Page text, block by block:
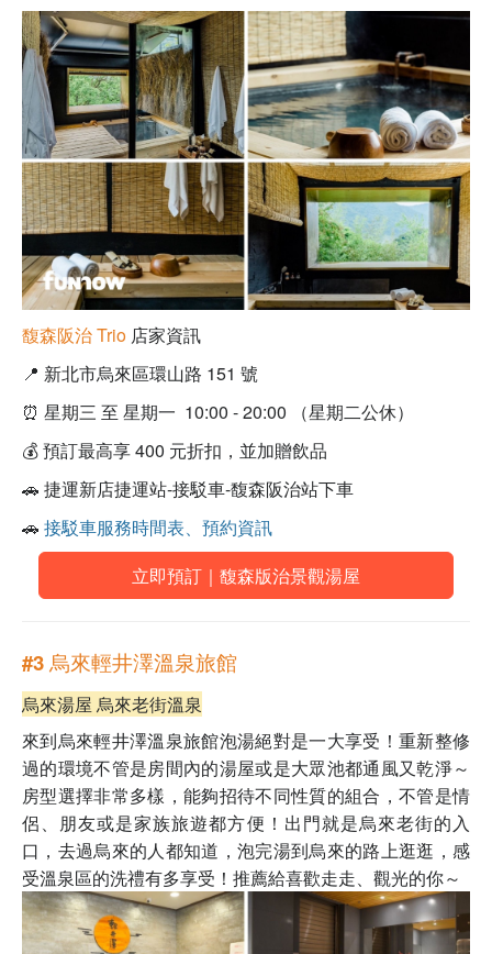
馥森阪治 Trio 店家資訊
📍 新北市烏來區環山路 151 號
⏰ 星期三 至 星期一 10:00 - 20:00 （星期二公休）
💰預訂最高享 400 元折扣，並加贈飲品
🚗 捷運新店捷運站-接駁車-馥森阪治站下車
🚗 接駁車服務時間表、預約資訊
立即預訂｜馥森版治景觀湯屋
#3 烏來輕井澤溫泉旅館
烏來湯屋 烏來老街溫泉
來到烏來輕井澤溫泉旅館泡湯絕對是一大享受！重新整修
過的環境不管是房間內的湯屋或是大眾池都通風又乾淨～
房型選擇非常多樣，能夠招待不同性質的組合，不管是情
侶、朋友或是家族旅遊都方便！出門就是烏來老街的入
口，去過烏來的人都知道，泡完湯到烏來的路上逛逛，感
受溫泉區的洗禮有多享受！推薦給喜歡走走、觀光的你～